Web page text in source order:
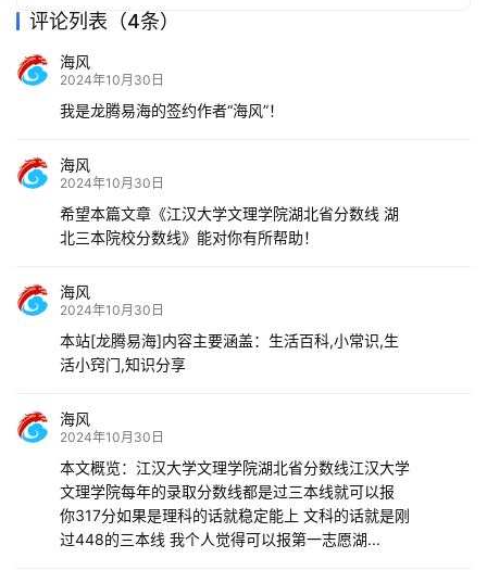
评论列表（4条）
海风
2024年10月30日
我是龙腾易海的签约作者“海风”！
海风
2024年10月30日
希望本篇文章《江汉大学文理学院湖北省分数线 湖
北三本院校分数线》能对你有所帮助！
海风
2024年10月30日
本站[龙腾易海]内容主要涵盖：生活百科,小常识,生
活小窍门,知识分享
海风
2024年10月30日
本文概览：江汉大学文理学院湖北省分数线江汉大学
文理学院每年的录取分数线都是过三本线就可以报
你317分如果是理科的话就稳定能上 文科的话就是刚
过448的三本线 我个人觉得可以报第一志愿湖...